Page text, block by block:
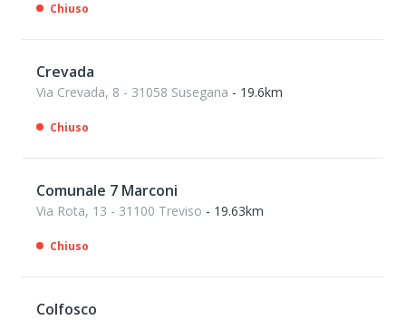
Chiuso
Crevada
Via Crevada, 8 - 31058 Susegana - 19.6km
Chiuso
Comunale 7 Marconi
Via Rota, 13 - 31100 Treviso - 19.63km
Chiuso
Colfosco